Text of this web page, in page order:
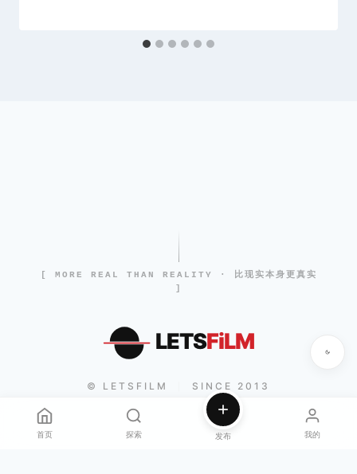
[ MORE REAL THAN REALITY · 比现实本身更真实
]
LETSFiLM
© LETSFILM SINCE 2013
首页 探索 发布 我的